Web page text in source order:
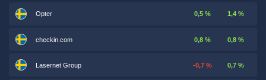
Opter 0,5 % 1,4 %
checkin.com 0,8 % 0,8 %
Lasernet Group -0,7 % 0,7 %